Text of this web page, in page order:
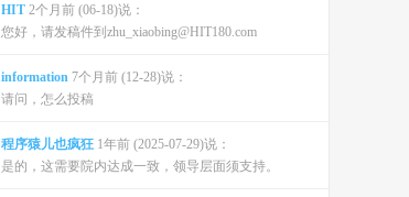
HIT 2个月前 (06-18)说：
您好，请发稿件到zhu_xiaobing@HIT180.com
information 7个月前 (12-28)说：
请问，怎么投稿
程序猿儿也疯狂 1年前 (2025-07-29)说：
是的，这需要院内达成一致，领导层面须支持。